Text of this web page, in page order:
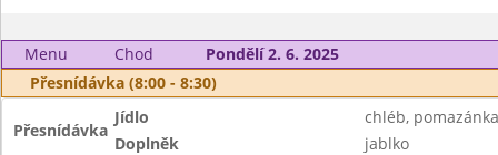
Menu Chod
Pondělí 2. 6. 2025
Přesnídávka (8:00 - 8:30)
Přesnídávka
Jídlo
chléb,
Doplněk
jablko